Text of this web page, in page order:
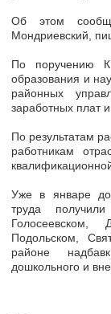
Об этом
Мондриевский,
По поручению
образования и
районных
заработных плат
По результатам
работникам
Уже в январе
труда
Голосеевском,
Подольском,
районе
дошкольного и